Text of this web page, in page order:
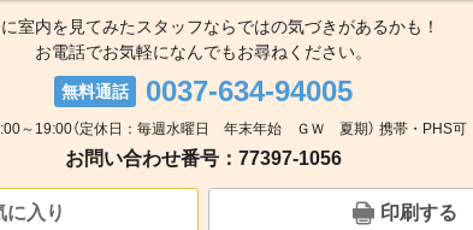
室内を見てみたスタッフならではの気づきがあるかも！
お電話でお気軽になんでもお尋ねください。
無料通話 0037-634-94005
～19:00（定休日：毎週水曜日 年末年始 ＧＷ 夏期） 携帯・PHS可
お問い合わせ番号：77397-1056
に入り 印刷する